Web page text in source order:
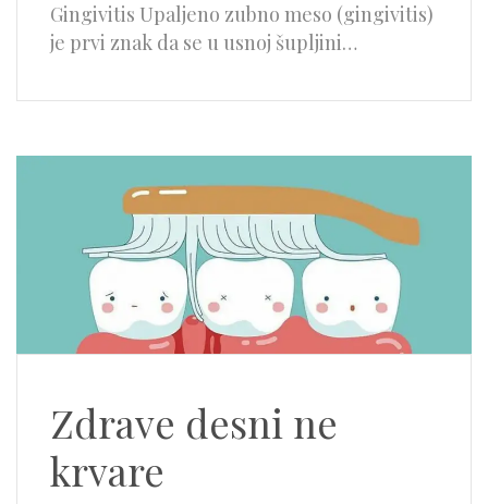
Gingivitis Upaljeno zubno meso (gingivitis)
je prvi znak da se u usnoj šupljini…
Zdrave desni ne
krvare